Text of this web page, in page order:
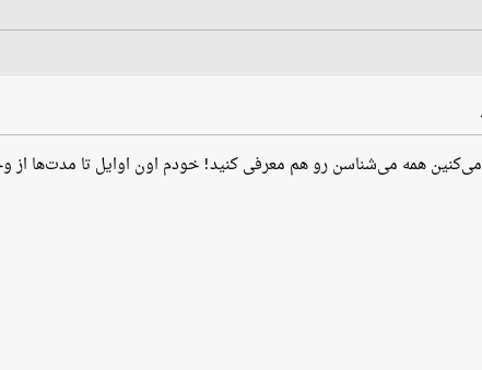
همه می‌شناسن رو هم معرفی کنید! خودم اون اوایل تا مدت‌ها از